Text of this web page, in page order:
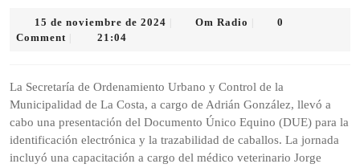
15 de noviembre de 2024
2024
Om Radio
0
Comment
21:04
La Secretaría de Ordenamiento Urbano y Control de la
Municipalidad de La Costa, a cargo de Adrián González, llevó a
cabo una presentación del Documento Único Equino (DUE) para la
identificación electrónica y la trazabilidad de caballos. La jornada
incluyó una capacitación a cargo del médico veterinario Jorge